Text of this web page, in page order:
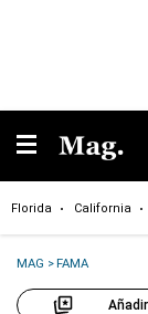
Florida California
MAG >FAMA